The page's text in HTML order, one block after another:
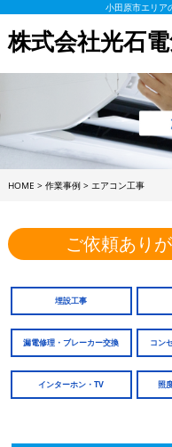
小田原市エリア
株式会社光石
HOME > 作業事例> エアコン工事
ご依頼あり
埋設工事
漏電修理・ブレーカー交換 コン
インターホン・TV 照